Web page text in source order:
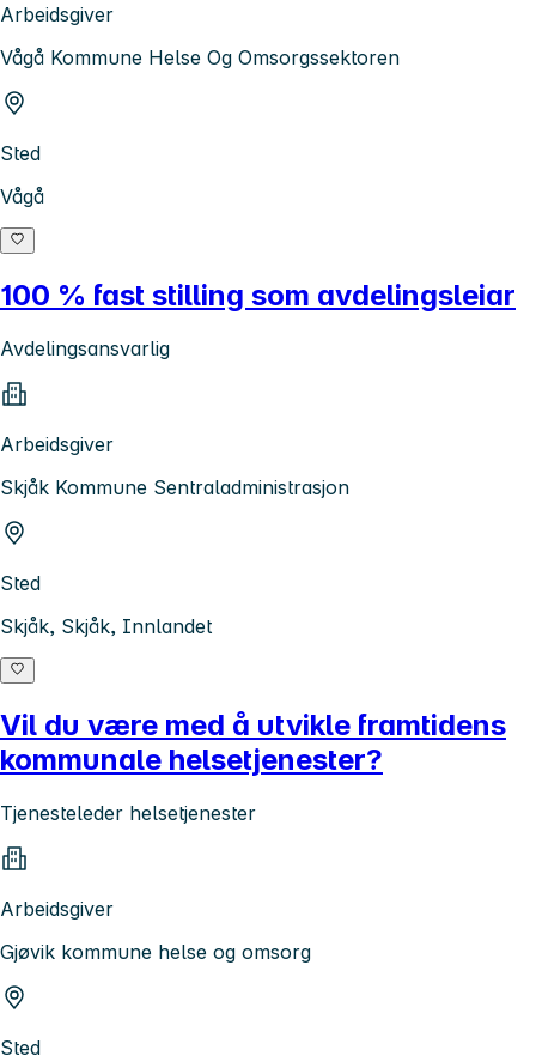
Arbeidsgiver
Vågå Kommune Helse Og Omsorgssektoren
Sted
Vågå
100 % fast stilling som avdelingsleiar
Avdelingsansvarlig
Arbeidsgiver
Skjåk Kommune Sentraladministrasjon
Sted
Skjåk, Skjåk, Innlandet
Vil du være med å utvikle framtidens
kommunale helsetjenester?
Tjenesteleder helsetjenester
Arbeidsgiver
Gjøvik kommune helse og omsorg
Sted